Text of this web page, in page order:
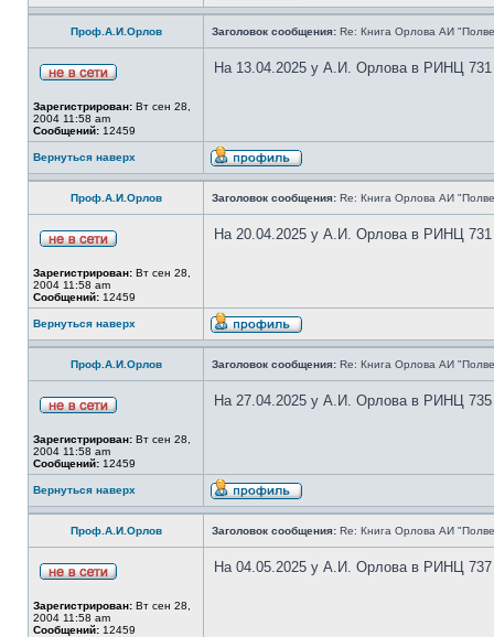
Проф.А.И.Орлов Заголовок сообщения: Re: Книга Орлова АИ
Зарегистрирован: Вт сен 28,
2004 11:58 am
Сообщений: 12459
На 13.04.2025 у А.И. Орлова в РИНЦ 731
Вернуться наверх
Проф.А.И.Орлов Заголовок сообщения: Re: Книга Орлова АИ
Зарегистрирован: Вт сен 28,
2004 11:58 am
Сообщений: 12459
На 20.04.2025 у А.И. Орлова в РИНЦ 731
Вернуться наверх
Проф.А.И.Орлов Заголовок сообщения: Re: Книга Орлова АИ
Зарегистрирован: Вт сен 28,
2004 11:58 am
Сообщений: 12459
На 27.04.2025 у А.И. Орлова в РИНЦ 735
Вернуться наверх
Проф.А.И.Орлов Заголовок сообщения: Re: Книга Орлова АИ
Зарегистрирован: Вт сен 28,
2004 11:58 am
Сообщений: 12459
На 04.05.2025 у А.И. Орлова в РИНЦ 737